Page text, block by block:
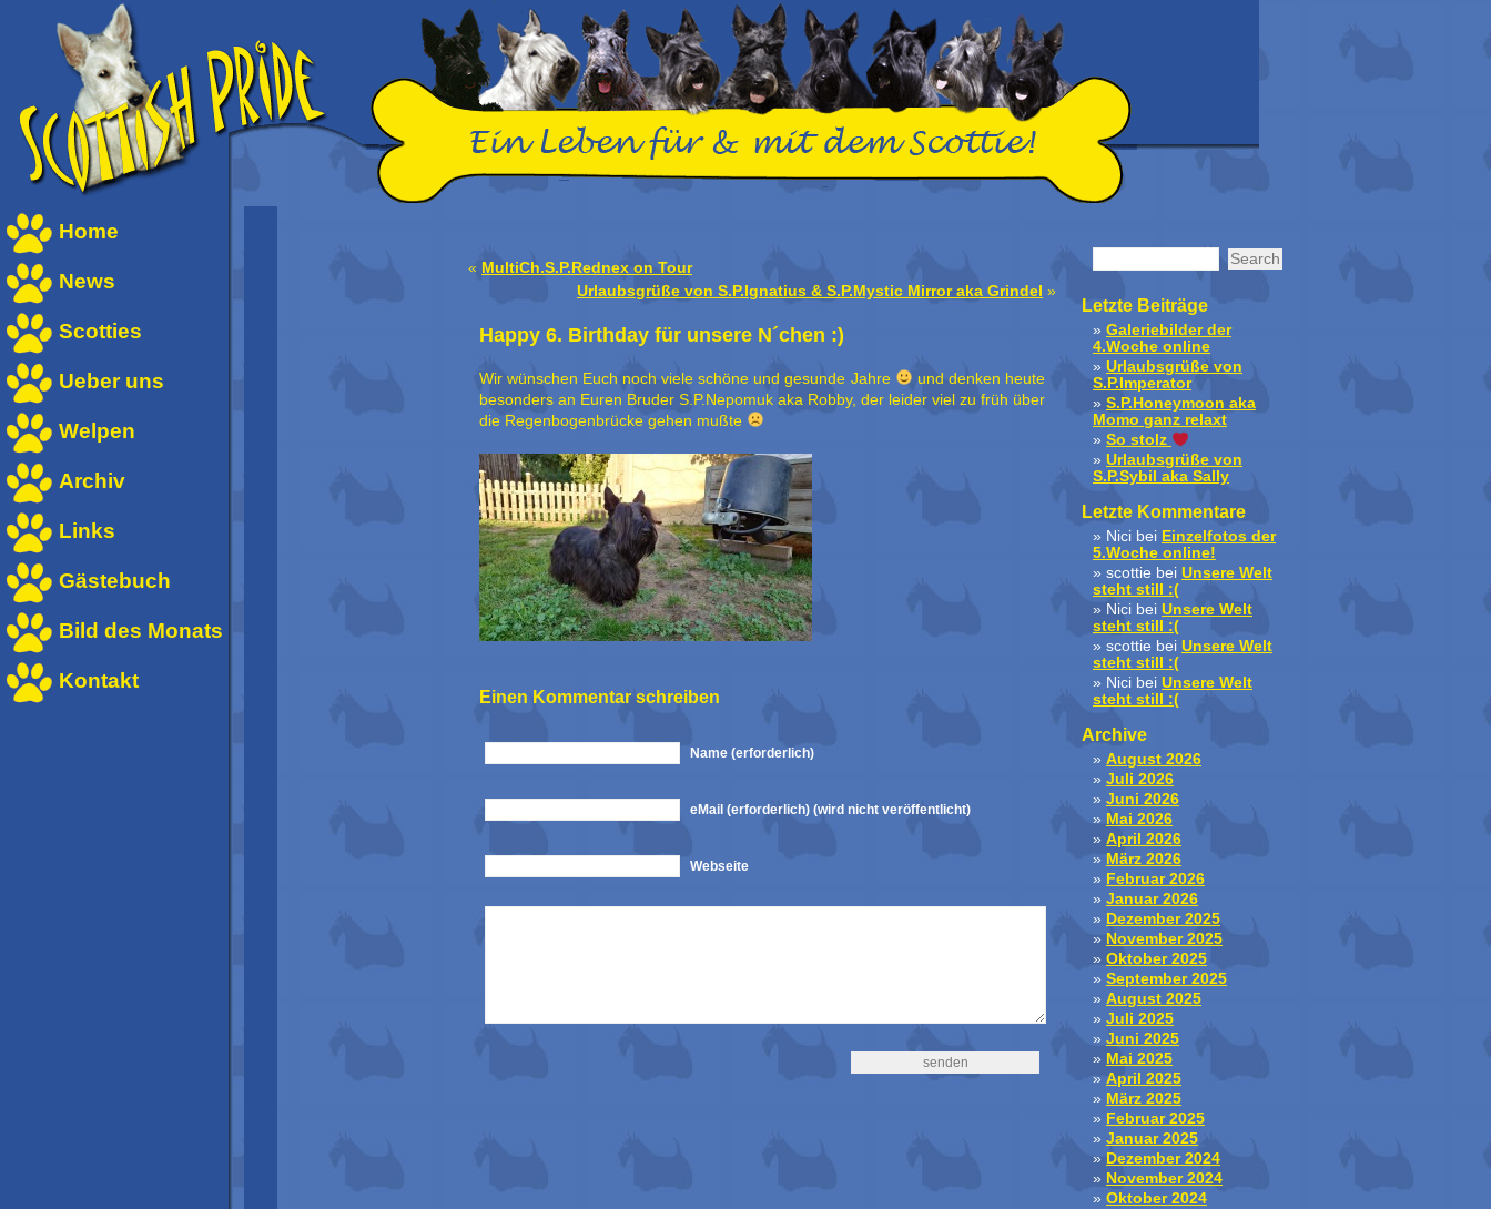
Home
News
Scotties
Ueber uns
Welpen
Archiv
Links
Gästebuch
Bild des Monats
Kontakt
« MultiCh.S.P.Rednex on Tour
Urlaubsgrüße von S.P.Ignatius & S.P.Mystic Mirror aka Grindel »
Happy 6. Birthday für unsere N´chen :)
Wir wünschen Euch noch viele schöne und gesunde Jahre
und denken heute
besonders an Euren Bruder S.P.Nepomuk aka Robby, der leider viel zu früh über
die Regenbogenbrücke gehen mußte
Einen Kommentar schreiben
Name (erforderlich)
eMail (erforderlich) (wird nicht veröffentlicht)
Webseite
Letzte Beiträge
Galeriebilder der
4.Woche online
Urlaubsgrüße von
S.P.Imperator
S.P.Honeymoon aka
Momo ganz relaxt
So stolz
Urlaubsgrüße von
S.P.Sybil aka Sally
Letzte Kommentare
Nici bei Einzelfotos der
5.Woche online!
scottie bei Unsere Welt
steht still :(
Nici bei Unsere Welt
steht still :(
scottie bei Unsere Welt
steht still :(
Nici bei Unsere Welt
steht still :(
Archive
August 2026
Juli 2026
Juni 2026
Mai 2026
April 2026
März 2026
Februar 2026
Januar 2026
Dezember 2025
November 2025
Oktober 2025
September 2025
August 2025
Juli 2025
Juni 2025
Mai 2025
April 2025
März 2025
Februar 2025
Januar 2025
Dezember 2024
November 2024
Oktober 2024